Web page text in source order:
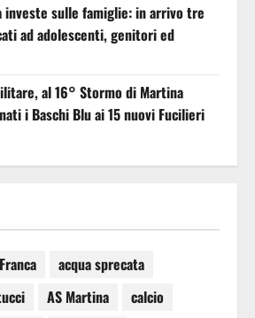
investe sulle famiglie: in arrivo tre
ad adolescenti, genitori ed
al 16° Stormo di Martina
i Baschi Blu ai 15 nuovi Fucilieri
acqua sprecata
AS Martina
calcio